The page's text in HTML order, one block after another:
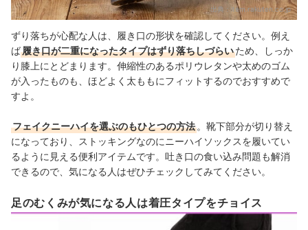
出典： item.rakuten.co.jp
ずり落ちが心配な人は、履き口の形状を確認してください。例え
ば履き口が二重になったタイプはずり落ちしづらいため、しっか
り膝上にとどまります。伸縮性のあるポリウレタンや太めのゴム
が入ったものも、ほどよく太ももにフィットするのでおすすめで
すよ。
フェイクニーハイを選ぶのもひとつの方法 。靴下部分が切り替え
になっており、ストッキングなのにニーハイソックスを履いてい
るように見える便利アイテムです。吐き口の食い込み問題も解消
できるので、 気になる人はぜひチェックしてみてください。
足のむくみが気になる人は着圧タイプをチョイス